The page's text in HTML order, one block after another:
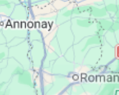
05:43
05:45
05:46
05:47